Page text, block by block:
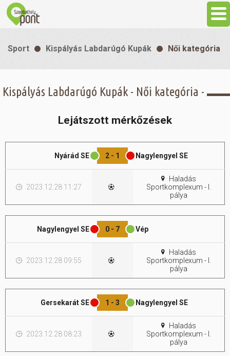
Látnivalók
Sport
Szabadidő
Sport Kispályás Labdarúgó Kupák Női kategória
Kispályás Labdarúgó Kupák - Női kategória -
Lejátszott mérkőzések
Nyárád SE 2 - 1 Nagylengyel SE
2023.12.28 11:27
Haladás
Sportkomplexum - I.
pálya
Nagylengyel SE 0 - 7 Vép
2023.12.28 09:55
Haladás
Sportkomplexum - I.
pálya
Gersekarát SE 1 - 3 Nagylengyel SE
2023.12.28 08:23
Haladás
Sportkomplexum - I.
pálya